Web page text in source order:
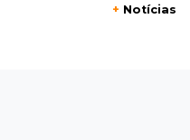
novas
+ Notícias